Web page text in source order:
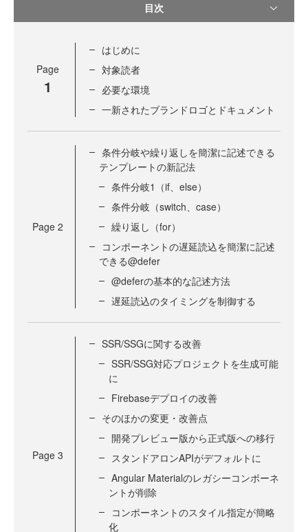
目次
Page
1
はじめに
対象読者
必要な環境
一新されたブランドロゴとドキュメント
Page 2
条件分岐や繰り返しを簡潔に記述できる
テンプレートの新記法
条件分岐1（if、else）
条件分岐（switch、case）
繰り返し（for）
コンポーネントの遅延読込を簡潔に記述
できる@defer
@deferの基本的な記述方法
遅延読込のタイミングを制御する
Page 3
SSR/SSGに関する改善
SSR/SSG対応プロジェクトを生成可能
に
Firebaseデプロイの改善
そのほかの変更・改善点
開発プレビュー版から正式版への移行
スタンドアロンAPIがデフォルトに
Angular Materialのレガシーコンポーネ
ントが削除
コンポーネントのスタイル指定が簡略
化